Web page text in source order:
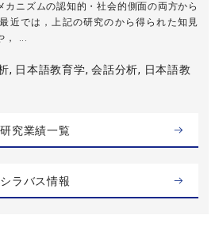
カニズムの認知的・社会的側面の両方から
近では，上記の研究のから得られた知見
， ...
, 日本語教育学, 会話分析, 日本語教
研究業績一覧
シラバス情報